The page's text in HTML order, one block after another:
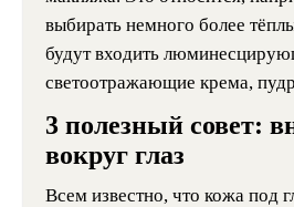
выбирать немного более
будут входить
светоотражающие крема,
3 полезный совет:
вокруг глаз
Всем известно, что кожа под